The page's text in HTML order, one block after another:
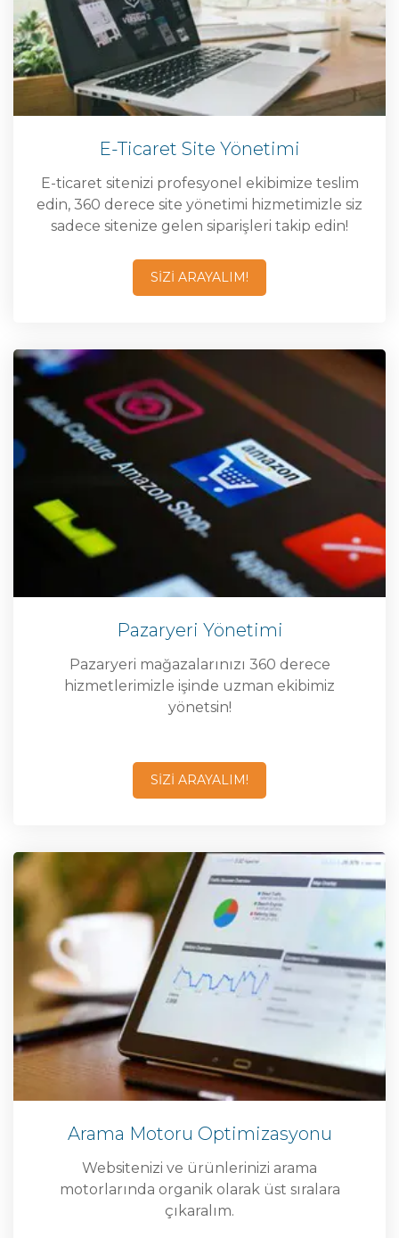
E-Ticaret Site Yönetimi
E-ticaret sitenizi profesyonel ekibimize teslim
edin, 360 derece site yönetimi hizmetimizle siz
sadece sitenize gelen siparişleri takip edin!
SİZİ ARAYALIM!
Pazaryeri Yönetimi
Pazaryeri mağazalarınızı 360 derece
hizmetlerimizle işinde uzman ekibimiz
yönetsin!
SİZİ ARAYALIM!
Arama Motoru Optimizasyonu
Websitenizi ve ürünlerinizi arama
motorlarında organik olarak üst sıralara
çıkaralım.